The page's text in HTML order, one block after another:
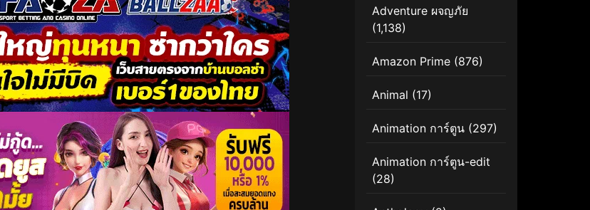
Adventure ผจญภัย
(1,138)
Amazon Prime (876)
Animal (17)
Animation การ์ตูน (297)
Animation การ์ตูน-edit
(28)